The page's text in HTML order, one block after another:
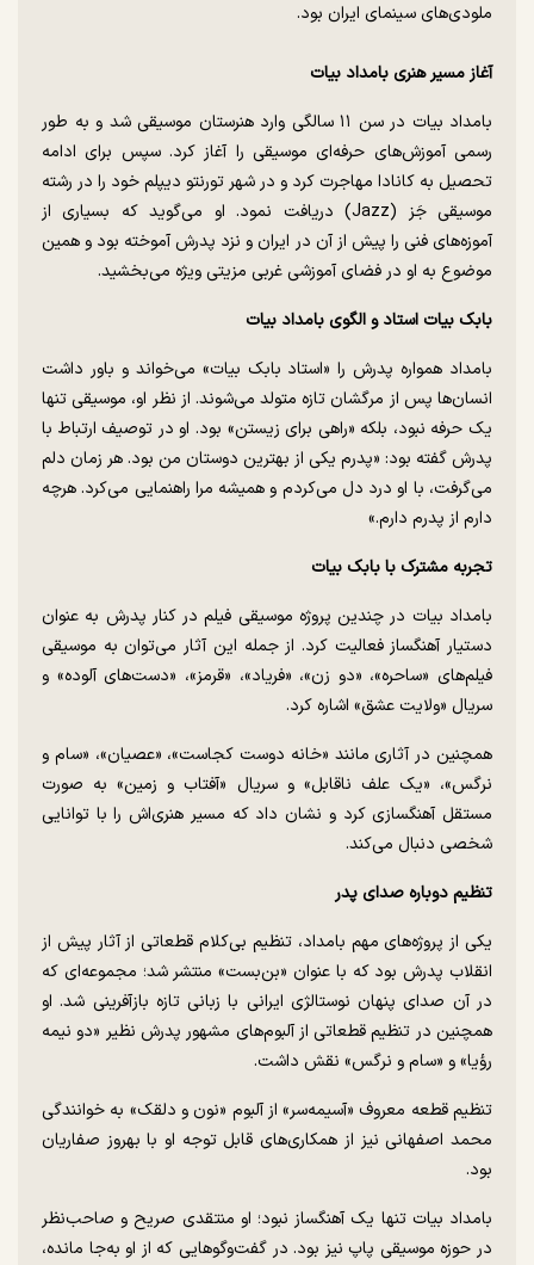
ملودی‌های سینمای ایران بود.
آغاز مسیر هنری بامداد بیات
بامداد بیات در سن ۱۱ سالگی وارد هنرستان موسیقی شد و به طور
رسمی آموزش‌های حرفه‌ای موسیقی را آغاز کرد. سپس برای ادامه
تحصیل به کانادا مهاجرت کرد و در شهر تورنتو دیپلم خود را در رشته
موسیقی جَز (Jazz) دریافت نمود. او می‌گوید که بسیاری از
آموزه‌های فنی را پیش از آن در ایران و نزد پدرش آموخته بود و همین
موضوع به او در فضای آموزشی غربی مزیتی ویژه می‌بخشید.
بابک بیات استاد و الگوی بامداد بیات
بامداد همواره پدرش را «استاد بابک بیات» می‌خواند و باور داشت
انسان‌ها پس از مرگشان تازه متولد می‌شوند. از نظر او، موسیقی تنها
یک حرفه نبود، بلکه «راهی برای زیستن» بود. او در توصیف ارتباط با
پدرش گفته بود: «پدرم یکی از بهترین دوستان من بود. هر زمان دلم
می‌گرفت، با او درد دل می‌کردم و همیشه مرا راهنمایی می‌کرد. هرچه
دارم از پدرم دارم.»
تجربه مشترک با بابک بیات
بامداد بیات در چندین پروژه موسیقی فیلم در کنار پدرش به عنوان
دستیار آهنگساز فعالیت کرد. از جمله این آثار می‌توان به موسیقی
فیلم‌های «ساحره»، «دو زن»، «فریاد»، «قرمز»، «دست‌های آلوده» و
سریال «ولایت عشق» اشاره کرد.
همچنین در آثاری مانند «خانه دوست کجاست»، «عصیان»، «سام و
نرگس»، «یک علف ناقابل» و سریال «آفتاب و زمین» به صورت
مستقل آهنگسازی کرد و نشان داد که مسیر هنری‌اش را با توانایی
شخصی دنبال می‌کند.
تنظیم دوباره صدای پدر
یکی از پروژه‌های مهم بامداد، تنظیم بی‌کلام قطعاتی از آثار پیش از
انقلاب پدرش بود که با عنوان «بن‌بست» منتشر شد؛ مجموعه‌ای که
در آن صدای پنهان نوستالژی ایرانی با زبانی تازه بازآفرینی شد. او
همچنین در تنظیم قطعاتی از آلبوم‌های مشهور پدرش نظیر «دو نیمه
رؤیا» و «سام و نرگس» نقش داشت.
تنظیم قطعه معروف «آسیمه‌سر» از آلبوم «نون و دلقک» به خوانندگی
محمد اصفهانی نیز از همکاری‌های قابل توجه او با بهروز صفاریان
بود.
بامداد بیات تنها یک آهنگساز نبود؛ او منتقدی صریح و صاحب‌نظر
در حوزه موسیقی پاپ نیز بود. در گفت‌وگوهایی که از او به‌جا مانده،